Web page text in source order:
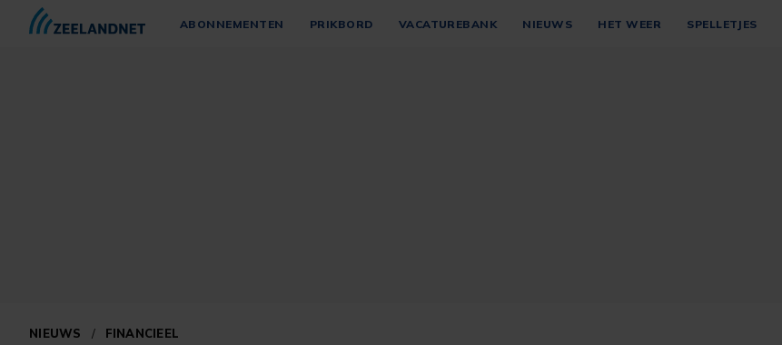
ABONNEMENTEN PRIKBORD VACATUREBANK NIEUWS HET WEER SPELLETJES
NIEUWS / FINANCIEEL